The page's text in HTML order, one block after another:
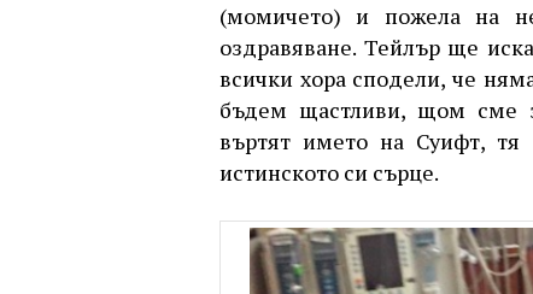
(момичето) и пожела на
оздравяване. Тейлър ще
всички хора сподели, че
бъдем щастливи, щом сме
въртят името на Суифт, тя
истинското си сърце.